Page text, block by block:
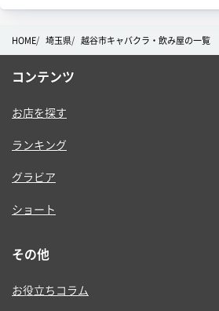
HOME 埼玉県 越谷市キャバクラ・飲み屋の一覧
コンテンツ
お店を探す
ランキング
グラビア
ショート
その他
お役立ちコラム